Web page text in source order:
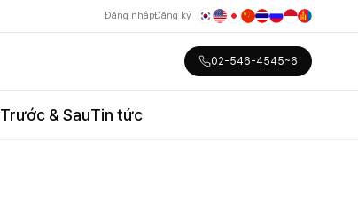
Đăng nhậpĐăng ký
02-546-4545~6
Trước & SauTin tức